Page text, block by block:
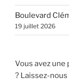
Boulevard
19 juillet 2026
Vous avez
? Laissez-